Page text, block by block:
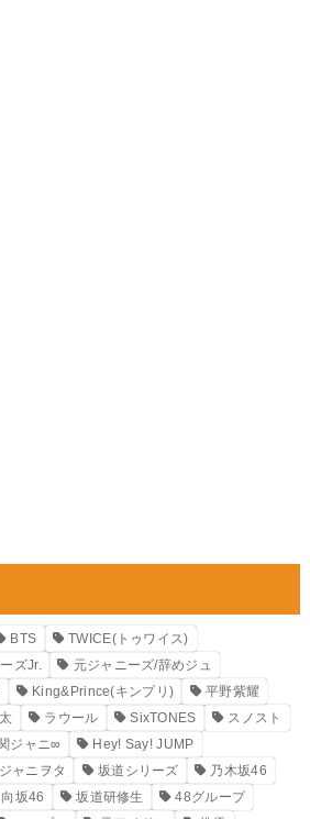
BTS
TWICE(トゥワイス)
ズJr.
元ジャニーズ/辞めジュ
King&Prince(キンプリ)
平野紫耀
ラウール SixTONES
スノスト
ジャニ∞
Hey! Say! JUMP
ジャニヲタ 坂道シリーズ
乃木坂46
向坂46 坂道研修生
48グループ